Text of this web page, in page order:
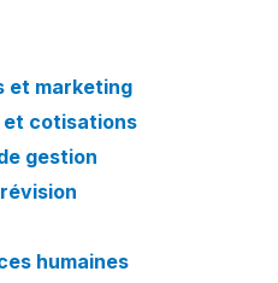
et marketing
et cotisations
gestion
humaines